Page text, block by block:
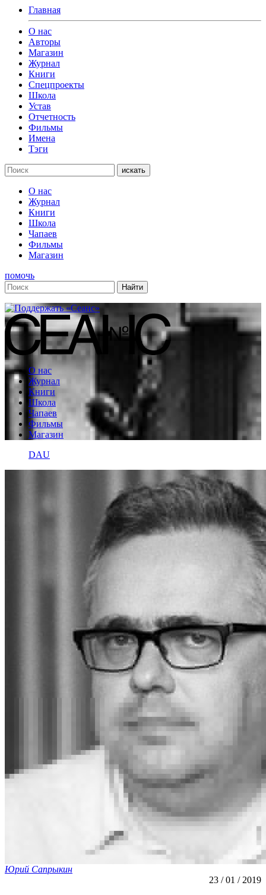
Главная
О нас
Авторы
Магазин
Журнал
Книги
Спецпроекты
Школа
Устав
Отчетность
Фильмы
Имена
Тэги
искать
О нас
Журнал
Книги
Школа
Чапаев
Фильмы
Магазин
помочь
О нас
Журнал
Книги
Школа
Чапаев
Фильмы
Магазин
DAU
Юрий Сапрыкин
23 / 01 / 2019